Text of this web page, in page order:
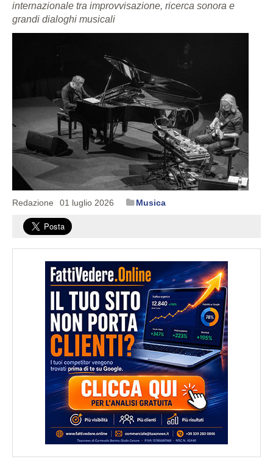
internazionale tra improvvisazione, ricerca sonora e
grandi dialoghi musicali
Redazione 01 luglio 2026 Musica